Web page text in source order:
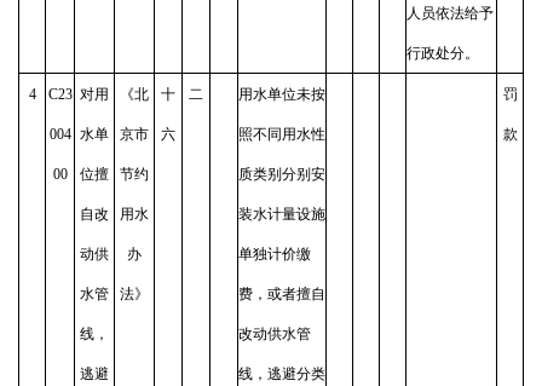
人员依法给予
行政处分。
4 C23
004
00
对用
水单
位擅
自改
动供
水管
线，
逃避
《北
京市
节约
用水
办
法》
十
六
二 用水单位未按
照不同用水性
质类别分别安
装水计量设施
单独计价缴
费，或者擅自
改动供水管
线，逃避分类
罚
款